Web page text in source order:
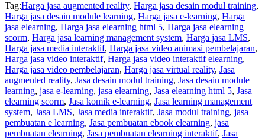
Tag:Harga jasa augmented reality, Harga jasa desain modul training,
Harga jasa desain module learning, Harga jasa e-learning, Harga
jasa elearning, Harga jasa elearning html 5, Harga jasa elearning
scorm, Harga jasa learning management system, Harga jasa LMS,
Harga jasa media interaktif, Harga jasa video animasi pembelajaran,
Harga jasa video interaktif, Harga jasa video interaktif elearning,
Harga jasa video pembelajaran, Harga jasa virtual reality, Jasa
augmented reality, Jasa desain modul training, Jasa desain module
learning, jasa e-learning, jasa elearning, Jasa elearning html 5, Jasa
elearning scorm, Jasa komik e-learning, Jasa learning management
system, Jasa LMS, Jasa media interaktif, Jasa modul training, jasa
pembuatan e learning, Jasa pembuatan ebook elearning, jasa
pembuatan elearning, Jasa pembuatan elearning interaktif, Jasa